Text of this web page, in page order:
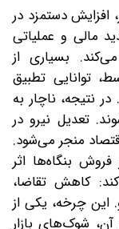
دستمزد در
مالی و عملیاتی
بسیاری از
توانایی تطبیق
نتیجه، ناچار به
تعدیل نیرو در
منجر می‌شود.
بنگاه‌ها اثر
کاهش تقاضا،
این چرخه، یکی از
شوک‌های بازار